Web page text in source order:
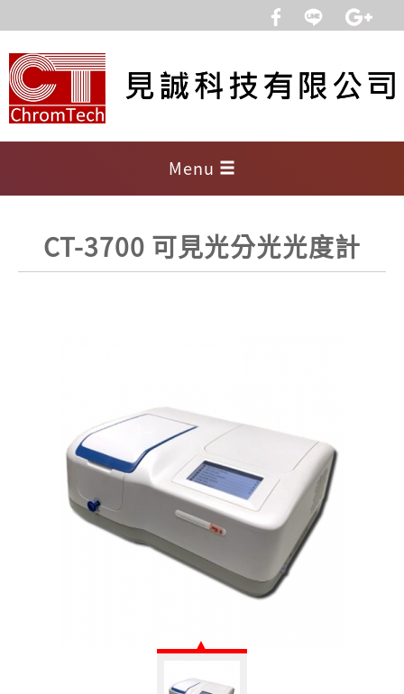
Menu
CT-3700 可見光分光光度計